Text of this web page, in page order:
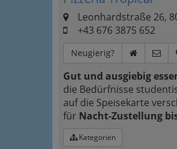
Leonhardstraße 26,
+43 676 3875 652
Neugierig?
Gut und ausgiebig
die Bedürfnisse
auf die Speisekarte
für Nacht-Zustellung
Kategorien